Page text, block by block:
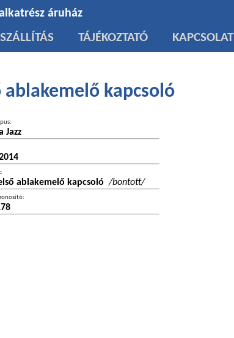
áruház
SZÁLLÍTÁS TÁJÉKOZTATÓ KAPCSOLAT
ablakemelő kapcsoló
Jazz
ablakemelő kapcsoló/bontott/